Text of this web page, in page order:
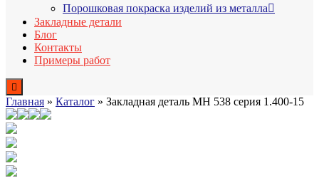
Порошковая покраска изделий из металла
Закладные детали
Блог
Контакты
Примеры работ
Главная » Каталог » Закладная деталь МН 538 серия 1.400-15